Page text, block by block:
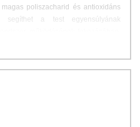
poliszacharid és antioxidáns
segíthet a test egyensúlyának
val vagy gyümölcslével, vagy
Nem besugárzott; Mesterséges
zsírtól mentes; Cukormentes;